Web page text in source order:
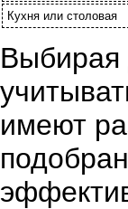
Кухня или столовая
Выбирая
имеют